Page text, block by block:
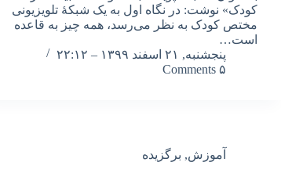
کودک» نوشت: در نگاه اول به یک شبکۀ تلویزیونی
مختص کودک به نظر می‌رسد، همه چیز به قاعده
است…
پنجشنبه, ۲۱ اسفند ۱۳۹۹ – ۲۲:۱۲
۵ Comments
آموزش, برگزیده